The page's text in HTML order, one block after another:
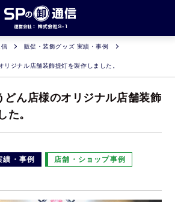
信
販促・装飾グッズ 実績・事例
ジナル店舗装飾提灯を製作しました。
どん店様のオリジナル店舗装飾
た。
・事例
店舗・ショップ事例